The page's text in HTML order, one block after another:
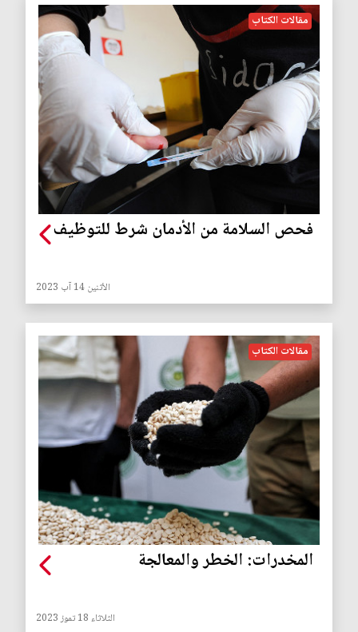
مقالات الكتاب
فحص السلامة من الأدمان شرط للتوظيف
الأثنين 14 آب 2023
مقالات الكتاب
المخدرات: الخطر والمعالجة
الثلاثاء 18 تموز 2023